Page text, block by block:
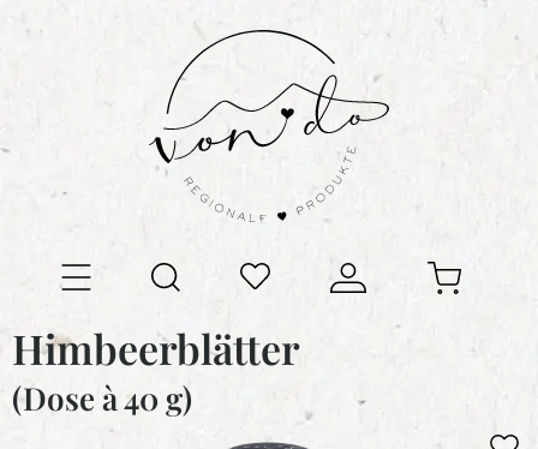
Himbeerblätter
(Dose à 40 g)